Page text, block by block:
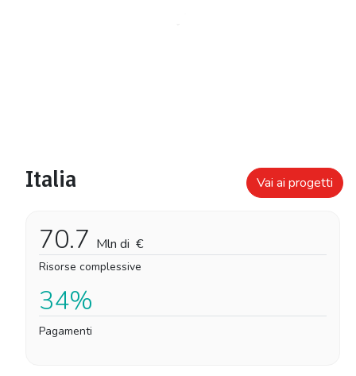
Italia Vai ai progetti
70.7 Mln di €
Risorse complessive
34%
Pagamenti